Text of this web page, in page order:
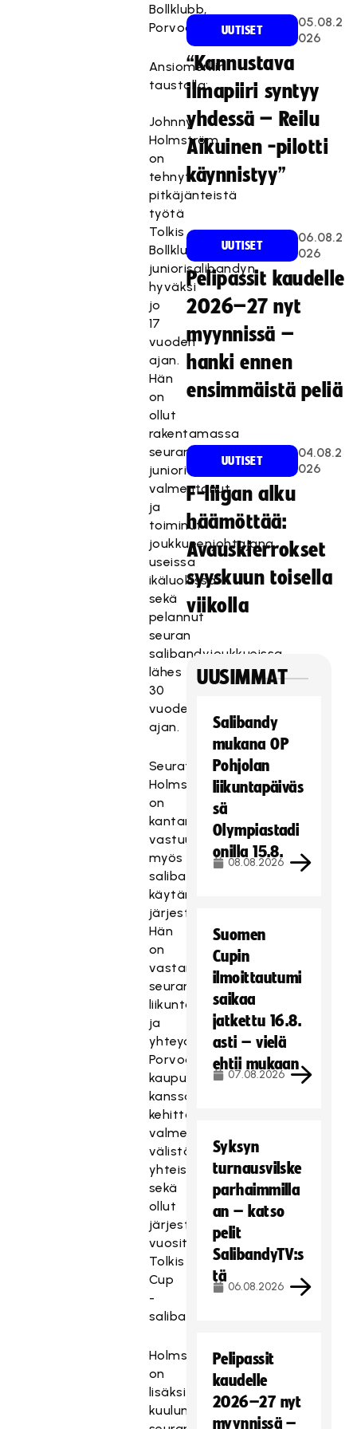
Bollklubb,
Porvoo
Ansiomerkin
taustalla:
Johnny
Holmström
on
tehnyt
pitkäjänteistä
työtä
Tolkis
Bollklubbin
juniorisalibandyn
hyväksi
jo
17
vuoden
ajan.
Hän
on
ollut
rakentamassa
seuran
junioritoimintaa,
valmentanut
ja
toiminut
joukkueenjohtajana
useissa
ikäluokissa
sekä
pelannut
seuran
salibandyjoukkueissa
lähes
30
vuoden
ajan.
Seuratoimijana
Holmström
on
kantanut
vastuuta
myös
salibandytoiminnan
käytännön
järjestelyistä.
Hän
on
vastannut
seuransa
liikuntapaikkavarauksista
ja
yhteydenpidosta
Porvoon
kaupungin
kanssa,
kehittänyt
valmentajien
välistä
yhteistyötä
sekä
ollut
järjestämässä
vuosittaista
Tolkis
Cup
-
salibandytapahtumaa.
Holmström
on
lisäksi
kuulunut
UUTISET
05.08.2
026
“Kannustava
ilmapiiri syntyy
yhdessä – Reilu
Aikuinen -pilotti
käynnistyy”
UUTISET
06.08.2
026
Pelipassit kaudelle
2026–27 nyt
myynnissä –
hanki ennen
ensimmäistä peliä
UUTISET
04.08.2
026
F-liigan alku
häämöttää:
Avauskierrokset
syyskuun toisella
viikolla
UUSIMMAT
Salibandy
mukana OP
Pohjolan
liikuntapäiväs
sä
Olympiastadi
onilla 15.8.
08.08.2026
Suomen
Cupin
ilmoittautumi
saikaa
jatkettu 16.8.
asti – vielä
ehtii mukaan
07.08.2026
Syksyn
turnausvilske
parhaimmilla
an – katso
pelit
SalibandyTV:s
tä
06.08.2026
Pelipassit
kaudelle
2026–27 nyt
myynnissä –